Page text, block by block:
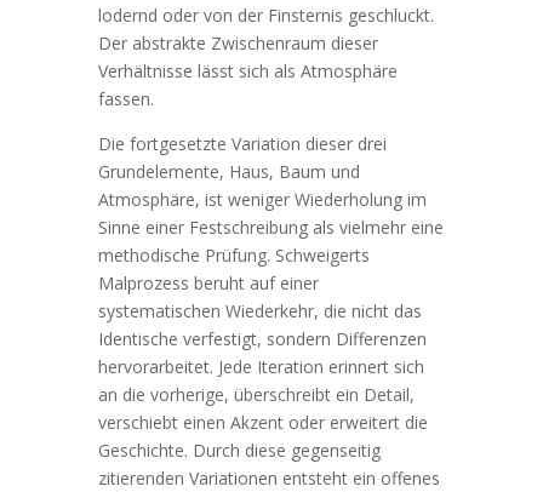
lodernd oder von der Finsternis geschluckt.
Der abstrakte Zwischenraum dieser
Verhältnisse lässt sich als Atmosphäre
fassen.
Die fortgesetzte Variation dieser drei
Grundelemente, Haus, Baum und
Atmosphäre, ist weniger Wiederholung im
Sinne einer Festschreibung als vielmehr eine
methodische Prüfung. Schweigerts
Malprozess beruht auf einer
systematischen Wiederkehr, die nicht das
Identische verfestigt, sondern Differenzen
hervorarbeitet. Jede Iteration erinnert sich
an die vorherige, überschreibt ein Detail,
verschiebt einen Akzent oder erweitert die
Geschichte. Durch diese gegenseitig
zitierenden Variationen entsteht ein offenes